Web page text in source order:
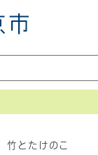
竹とたけのこ